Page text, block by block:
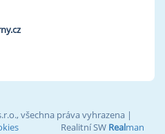
všechna práva vyhrazena |
Realitní SW Realman